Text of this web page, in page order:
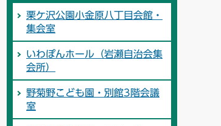
栗ケ沢公園小金原八丁目会館・
集会室
いわぽんホール（岩瀬自治会集
会所）
野菊野こども園・別館3階会議
室